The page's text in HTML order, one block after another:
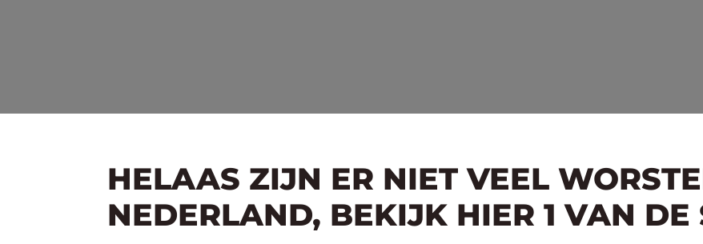
HELAAS ZIJN ER NIET VEEL
NEDERLAND, BEKIJK HIER 1 VAN DE